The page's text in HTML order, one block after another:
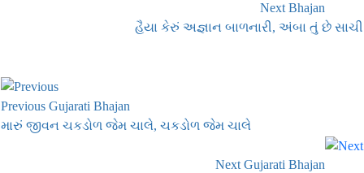
Next Bhajan
હૈયા કેરું અજ્ઞાન બાળનારી, અંબા તું છે સાચી
Previous Gujarati Bhajan
મારું જીવન ચકડોળ જેમ ચાલે, ચકડોળ જેમ ચાલે
Next Gujarati Bhajan